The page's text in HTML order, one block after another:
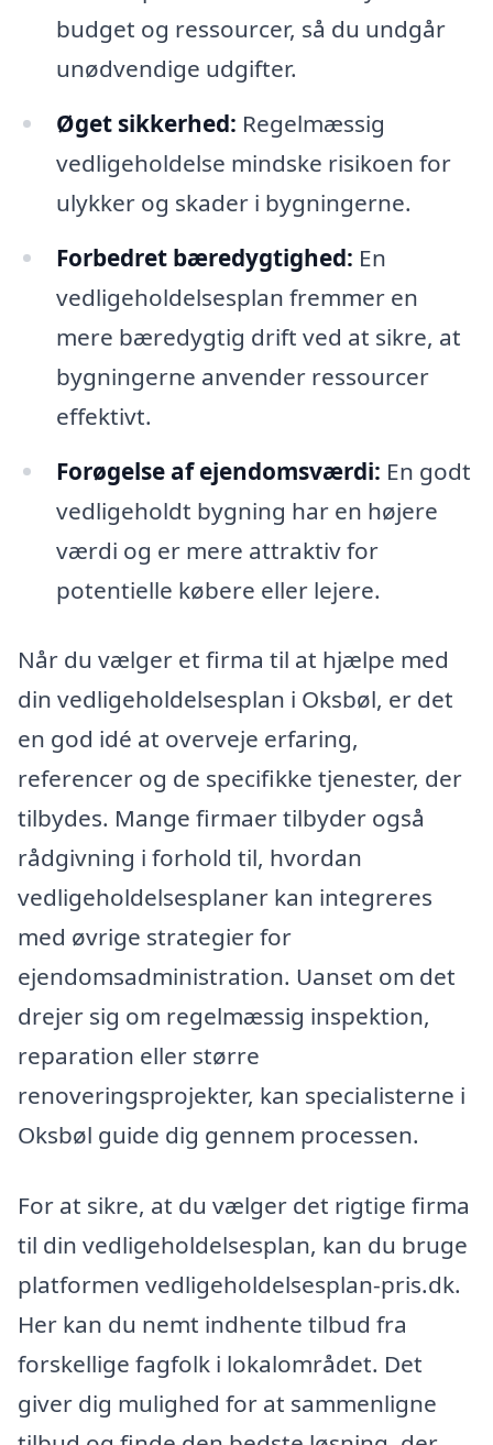
budget og ressourcer, så du undgår
unødvendige udgifter.
Øget sikkerhed: Regelmæssig
vedligeholdelse mindske risikoen for
ulykker og skader i bygningerne.
Forbedret bæredygtighed: En
vedligeholdelsesplan fremmer en
mere bæredygtig drift ved at sikre, at
bygningerne anvender ressourcer
effektivt.
Forøgelse af ejendomsværdi: En godt
vedligeholdt bygning har en højere
værdi og er mere attraktiv for
potentielle købere eller lejere.
Når du vælger et firma til at hjælpe med
din vedligeholdelsesplan i Oksbøl, er det
en god idé at overveje erfaring,
referencer og de specifikke tjenester, der
tilbydes. Mange firmaer tilbyder også
rådgivning i forhold til, hvordan
vedligeholdelsesplaner kan integreres
med øvrige strategier for
ejendomsadministration. Uanset om det
drejer sig om regelmæssig inspektion,
reparation eller større
renoveringsprojekter, kan specialisterne i
Oksbøl guide dig gennem processen.
For at sikre, at du vælger det rigtige firma
til din vedligeholdelsesplan, kan du bruge
platformen vedligeholdelsesplan-pris.dk.
Her kan du nemt indhente tilbud fra
forskellige fagfolk i lokalområdet. Det
giver dig mulighed for at sammenligne